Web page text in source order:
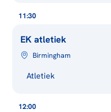
11:30
EK atletiek
Birmingham
Atletiek
12:00